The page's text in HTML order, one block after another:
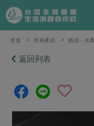
產品分類
當季蔬果
芽苗類
辛香料類
食譜料理
食材
特別企畫
預購活動
綠主張
首頁 所有產品 肉品・水產
返回列表